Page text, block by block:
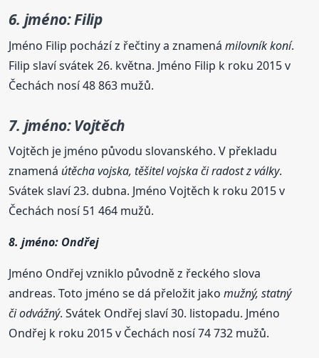
6. jméno: Filip
Jméno Filip pochází z řečtiny a znamenámilovník koní.
Filip slaví svátek 26. května. Jméno Filip k roku 2015 v
Čechách nosí 48 863 mužů.
7. jméno: Vojtěch
Vojtěch je jméno původu slovanského. V překladu
znamená útěcha vojska, těšitel vojska či radost z války.
Svátek slaví 23. dubna. Jméno Vojtěch k roku 2015 v
Čechách nosí 51 464 mužů.
8. jméno: Ondřej
Jméno Ondřej vzniklo původně z řeckého slova
andreas. Toto jméno se dá přeložit jakomužný, statný
či odvážný. Svátek Ondřej slaví 30. listopadu. Jméno
Ondřej k roku 2015 v Čechách nosí 74 732 mužů.